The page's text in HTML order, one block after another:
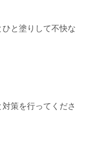
と塗りして不快な
策を行ってくださ